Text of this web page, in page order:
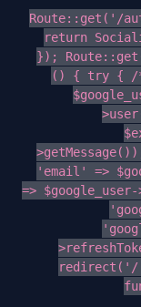
Route::get('/
return
});
() { try { /**
'email' =>
=>